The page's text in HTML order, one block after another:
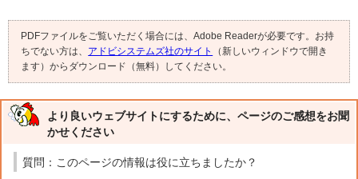
PDFファイルをご覧いただく場合には、Adobe Readerが必要です。お持
ちでない方は、 アドビシステムズ社のサイト
（新しいウィンドウで開き
ます）からダウンロード（無料）してください。
より良いウェブサイトにするために、ページのご感想をお聞
かせください
質問：このページの情報は役に立ちましたか？